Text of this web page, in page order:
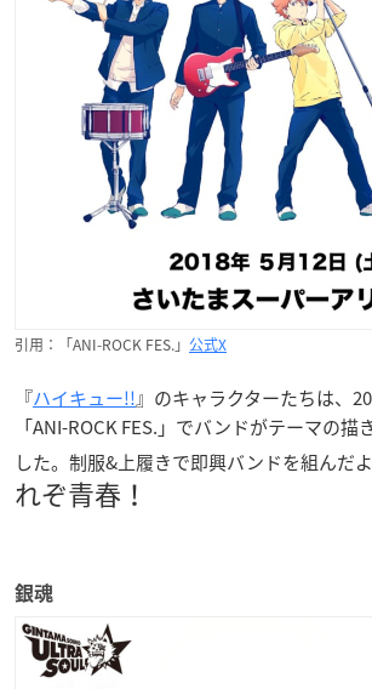
引用：「ANI-ROCK FES.」 公式X
『ハイキュー!!』のキャラクターたちは、
「ANI-ROCK FES.」でバンドがテーマの描
した。制服&上履きで即興バンドを組ん
れぞ青春！
銀魂